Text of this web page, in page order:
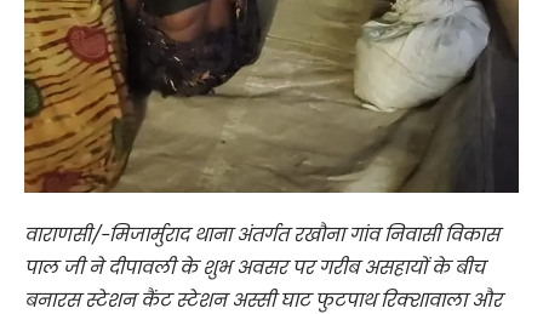
वाराणसी/-मिजार्मुराद थाना अंतर्गत रखौना गांव निवासी विकास
पाल जी ने दीपावली के शुभ अवसर पर गरीब असहायों के बीच
बनारस स्टेशन कैंट स्टेशन अस्सी घाट फुटपाथ रिक्शावाला और